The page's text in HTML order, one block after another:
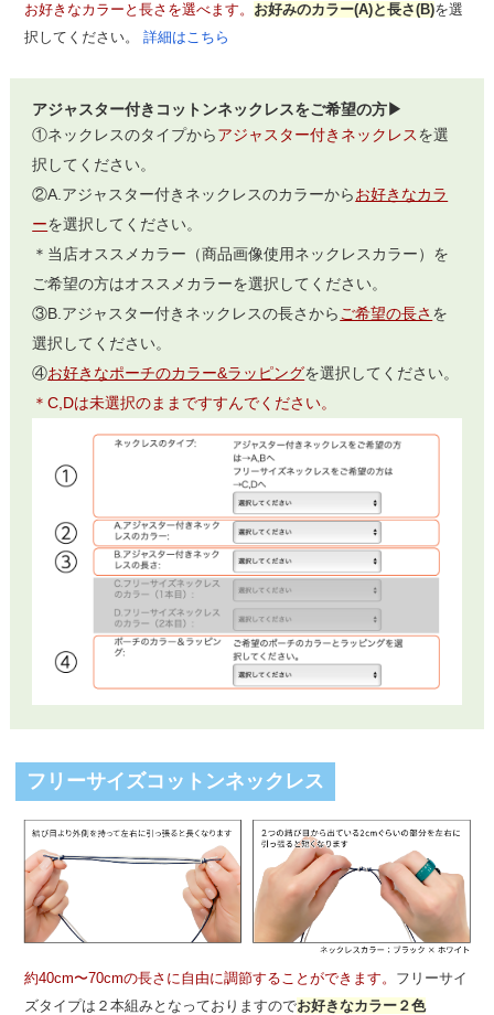
お好きなカラーと長さを選べます。 お好みのカラー(A)と長さ(B)を選
択してください。 詳細はこちら
アジャスター付きコットンネックレスをご希望の方▶
①ネックレスのタイプから アジャスター付きネックレス を選
択してください。
②A.アジャスター付きネックレスのカラーから お好きなカラ
ーを選択してください。
＊当店オススメカラー（商品画像使用ネックレスカラー）を
ご希望の方はオススメカラーを選択してください。
③B.アジャスター付きネックレスの長さから ご希望の長さ を
選択してください。
④お好きなポーチのカラー&ラッピングを選択してください。
＊C,Dは未選択のままですすんでください。
フリーサイズコットンネックレス
約40cm〜70cmの長さに自由に調節することができます。 フリーサイ
ズタイプは２本組みとなっておりますのでお好きなカラー２色